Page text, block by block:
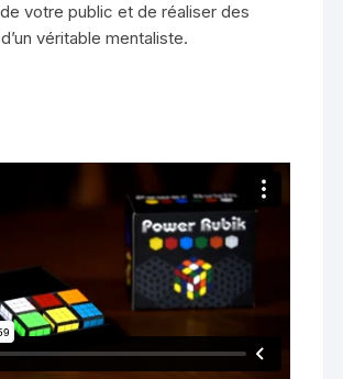
votre public et de réaliser des
véritable mentaliste.